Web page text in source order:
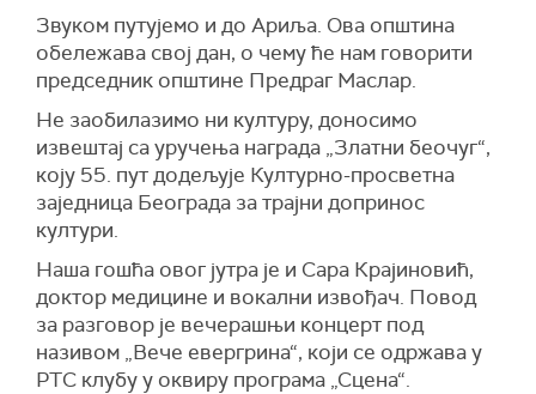
Звуком путујемо и до Ариља. Ова општина
обележава свој дан, о чему ће нам говорити
председник општине Предраг Маслар.
Не заобилазимо ни културу, доносимо
извештај са уручења награда „Златни беочуг“,
коју 55. пут додељује Културно-просветна
заједница Београда за трајни допринос
култури.
Наша гошћа овог јутра је и Сара Крајиновић,
доктор медицине и вокални извођач. Повод
за разговор је вечерашњи концерт под
називом „Вече евергрина“, који се одржава у
РТС клубу у оквиру програма „Сцена“.